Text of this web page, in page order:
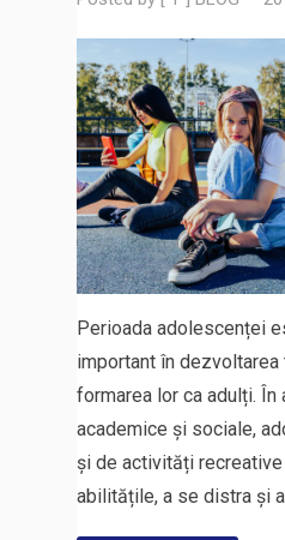
Perioada adolescenței
important în
formarea lor ca adulți.
academice și sociale,
și de activități
abilitățile, a se distra și